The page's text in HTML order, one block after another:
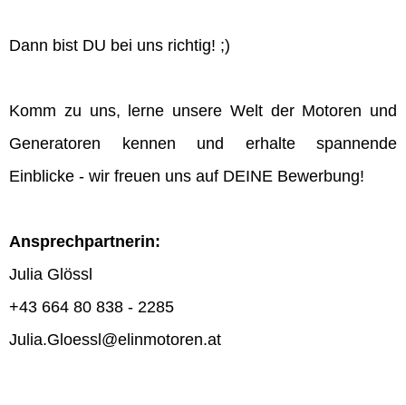
Dann bist DU bei uns richtig! ;)
Komm zu uns, lerne unsere Welt der Motoren und
Generatoren kennen und erhalte spannende
Einblicke - wir freuen uns auf DEINE Bewerbung!
Ansprechpartnerin:
Julia Glössl
+43 664 80 838 - 2285
Julia.Gloessl@elinmotoren.at